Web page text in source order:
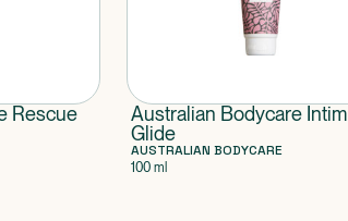
Rescue
Australian Bodycare Intim
Glide
AUSTRALIAN BODYCARE
100 ml